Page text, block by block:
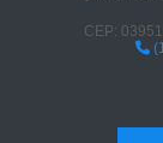
CEP: